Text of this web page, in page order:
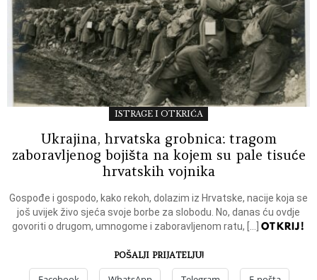
ISTRAGE I OTKRIĆA
Ukrajina, hrvatska grobnica: tragom
zaboravljenog bojišta na kojem su pale tisuće
hrvatskih vojnika
Gospođe i gospodo, kako rekoh, dolazim iz Hrvatske, nacije koja se
još uvijek živo sjeća svoje borbe za slobodu. No, danas ću ovdje
govoriti o drugom, umnogome i zaboravljenom ratu, […] OTKRIJ!
POŠALJI PRIJATELJU!